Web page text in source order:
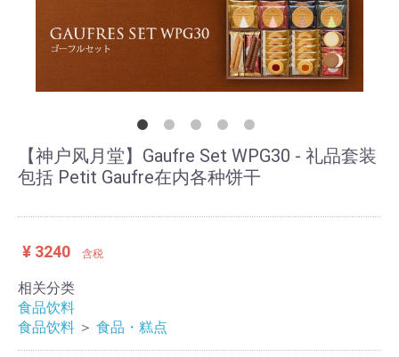
【神户风月堂】Gaufre Set WPG30 - 礼品套装
包括 Petit Gaufre在内各种饼干
¥ 3240 含税
相关分类
食品饮料
食品饮料 ＞ 食品・糕点